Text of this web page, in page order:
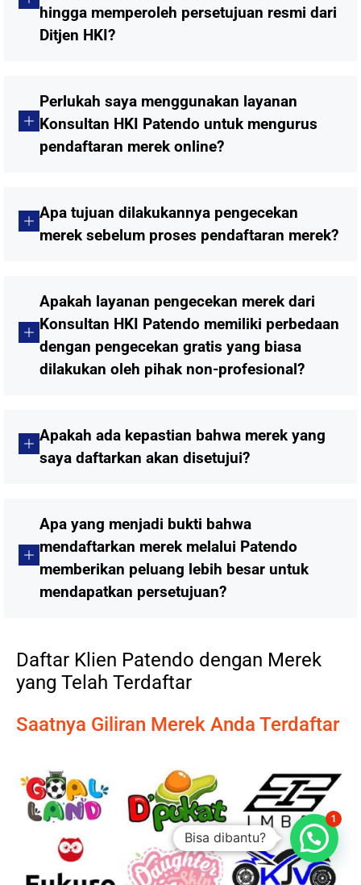
hingga memperoleh persetujuan resmi dari
Ditjen HKI?
Perlukah saya menggunakan layanan
Konsultan HKI Patendo untuk mengurus
pendaftaran merek online?
Apa tujuan dilakukannya pengecekan
merek sebelum proses pendaftaran merek?
Apakah layanan pengecekan merek dari
Konsultan HKI Patendo memiliki perbedaan
dengan pengecekan gratis yang biasa
dilakukan oleh pihak non-profesional?
Apakah ada kepastian bahwa merek yang
saya daftarkan akan disetujui?
Apa yang menjadi bukti bahwa
mendaftarkan merek melalui Patendo
memberikan peluang lebih besar untuk
mendapatkan persetujuan?
Daftar Klien Patendo dengan Merek
yang Telah Terdaftar
Saatnya Giliran Merek Anda Terdaftar
Bisa dibantu?
1